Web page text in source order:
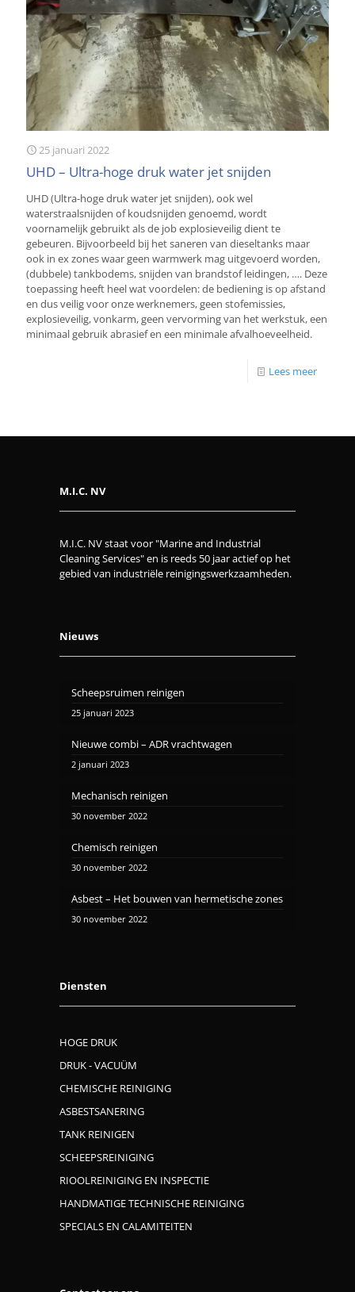
25 januari 2022
UHD – Ultra-hoge druk water jet snijden
UHD (Ultra-hoge druk water jet snijden), ook wel
waterstraalsnijden of koudsnijden genoemd, wordt
voornamelijk gebruikt als de job explosieveilig dient te
gebeuren. Bijvoorbeeld bij het saneren van dieseltanks maar
ook in ex zones waar geen warmwerk mag uitgevoerd worden,
(dubbele) tankbodems, snijden van brandstof leidingen, …. Deze
toepassing heeft heel wat voordelen: de bediening is op afstand
en dus veilig voor onze werknemers, geen stofemissies,
explosieveilig, vonkarm, geen vervorming van het werkstuk, een
minimaal gebruik abrasief en een minimale afvalhoeveelheid.
Lees meer
M.I.C. NV
M.I.C. NV staat voor "Marine and Industrial
Cleaning Services" en is reeds 50 jaar actief op het
gebied van industriële reinigingswerkzaamheden.
Nieuws
Scheepsruimen reinigen
25 januari 2023
Nieuwe combi – ADR vrachtwagen
2 januari 2023
Mechanisch reinigen
30 november 2022
Chemisch reinigen
30 november 2022
Asbest – Het bouwen van hermetische zones
30 november 2022
Diensten
HOGE DRUK
DRUK - VACUÜM
CHEMISCHE REINIGING
ASBESTSANERING
TANK REINIGEN
SCHEEPSREINIGING
RIOOLREINIGING EN INSPECTIE
HANDMATIGE TECHNISCHE REINIGING
SPECIALS EN CALAMITEITEN